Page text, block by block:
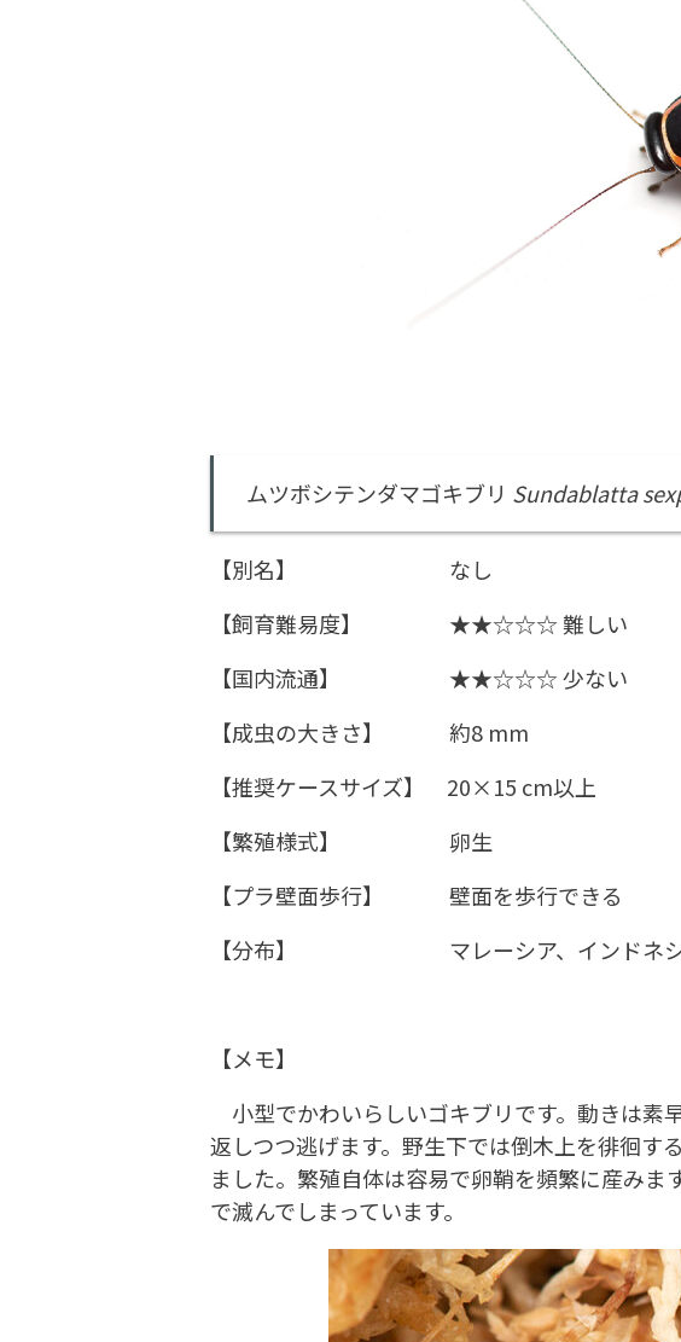
ムツボシテンダマゴキブリ Sundablatta
【別名】 なし
【飼育難易度】 ★★☆☆☆ 難しい
【国内流通】 ★★☆☆☆ 少ない
【成虫の大きさ】 約8 mm
​【推奨ケースサイズ】 20×15 cm以上
【繁殖様式】 卵生
【プラ壁面歩行】 壁面を歩行できる
【分布】 マレーシア、インドネ
【メモ】
小型でかわいらしいゴキブリです。動きは素
返しつつ逃げます。野生下では倒木上を徘徊す
ました。繁殖自体は容易で卵鞘を頻繁に産み
で滅んでしまっています。